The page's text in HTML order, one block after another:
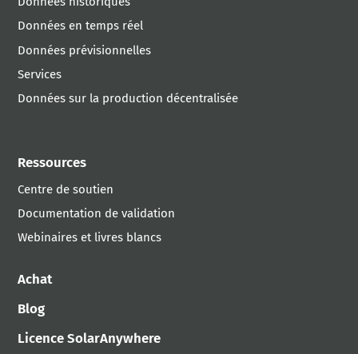
Données en temps réel
Données prévisionnelles
Services
Données sur la production décentralisée
Ressources
Centre de soutien
Documentation de validation
Webinaires et livres blancs
Achat
Blog
Licence SolarAnywhere